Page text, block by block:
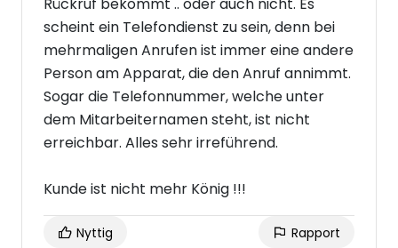
scheint ein Telefondienst zu sein, denn bei
mehrmaligen Anrufen ist immer eine andere
Person am Apparat, die den Anruf annimmt.
Sogar die Telefonnummer, welche unter
dem Mitarbeiternamen steht, ist nicht
erreichbar. Alles sehr irreführend.
Kunde ist nicht mehr König !!!
Nyttig Rapport